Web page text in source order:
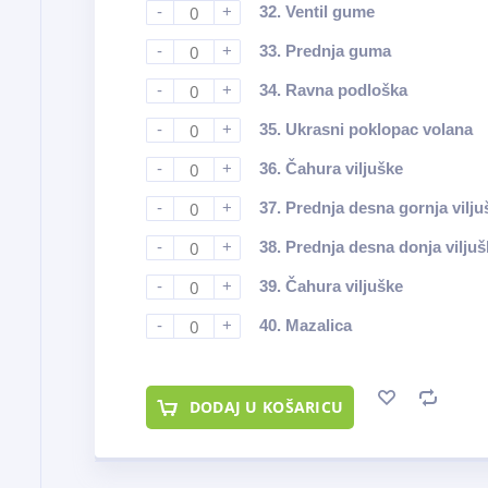
- + 32. Ventil gume
- + 33. Prednja guma
- + 34. Ravna podloška
- + 35. Ukrasni poklopac volana
- + 36. Čahura viljuške
- + 37. Prednja desna gornja
- + 38. Prednja desna donja
- + 39. Čahura viljuške
- + 40. Mazalica
DODAJ U KOŠARICU